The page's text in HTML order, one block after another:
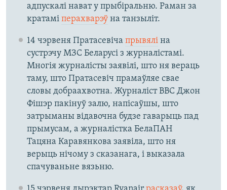
адпускалі нават у прыбіральню. Раман за
кратамі перахварэўна танзыліт.
14 чэрвеня Пратасевіча прывяліна
сустрэчу МЗС Беларусі з журналістамі.
Многія журналісты заявілі, што ня вераць
таму, што Пратасевіч прамаўляе свае
словы добраахвотна. Журналіст BBC Джон
Фішэр пакінуў залю, напісаўшы, што
затрыманы відавочна будзе гаварыць пад
прымусам, а журналістка БелаПАН
Тацяна Каравянкова заявіла, што ня
верыць нічому з сказанага, і выказала
спачуваньне вязьню.